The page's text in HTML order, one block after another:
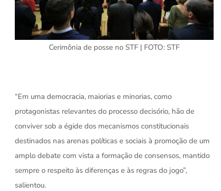
Cerimônia de posse no STF | FOTO: STF
“Em uma democracia, maiorias e minorias, como
protagonistas relevantes do processo decisório, hão de
conviver sob a égide dos mecanismos constitucionais
destinados nas arenas políticas e sociais à promoção de um
amplo debate com vista a formação de consensos, mantido
sempre o respeito às diferenças e às regras do jogo”,
salientou.